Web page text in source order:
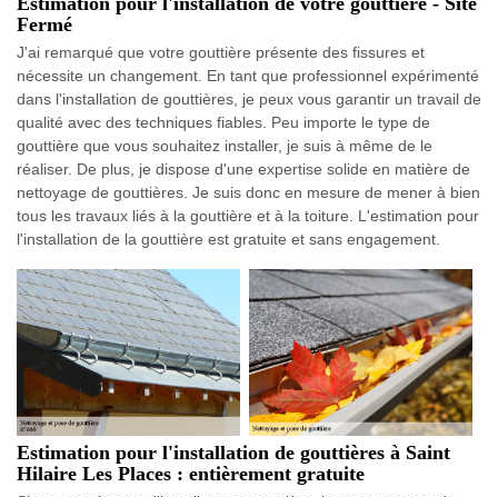
Fermé
J'ai remarqué que votre gouttière présente des fissures et
nécessite un changement. En tant que professionnel expérimenté
dans l'installation de gouttières, je peux vous garantir un travail de
qualité avec des techniques fiables. Peu importe le type de
gouttière que vous souhaitez installer, je suis à même de le
réaliser. De plus, je dispose d'une expertise solide en matière de
nettoyage de gouttières. Je suis donc en mesure de mener à bien
tous les travaux liés à la gouttière et à la toiture. L'estimation pour
l'installation de la gouttière est gratuite et sans engagement.
Estimation pour l'installation de gouttières à Saint
Hilaire Les Places : entièrement gratuite